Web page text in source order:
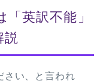
英訳不能」
説
さい、と言われ